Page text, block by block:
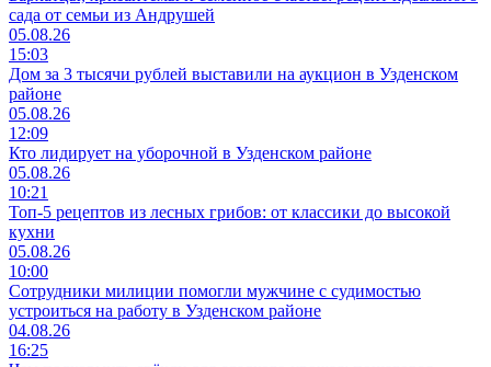
сада от семьи из Андрушей
05.08.26
15:03
Дом за 3 тысячи рублей выставили на аукцион в Узденском
районе
05.08.26
12:09
Кто лидирует на уборочной в Узденском районе
05.08.26
10:21
Топ-5 рецептов из лесных грибов: от классики до высокой
кухни
05.08.26
10:00
Сотрудники милиции помогли мужчине с судимостью
устроиться на работу в Узденском районе
04.08.26
16:25